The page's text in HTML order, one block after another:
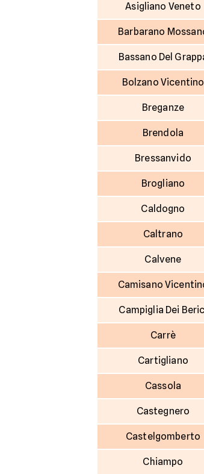
Asigliano Veneto
Barbarano
Bassano Del
Bolzano Vicentino
Breganze
Brendola
Bressanvido
Brogliano
Caldogno
Caltrano
Calvene
Camisano
Campiglia Dei
Carrè
Cartigliano
Cassola
Castegnero
Castelgomberto
Chiampo